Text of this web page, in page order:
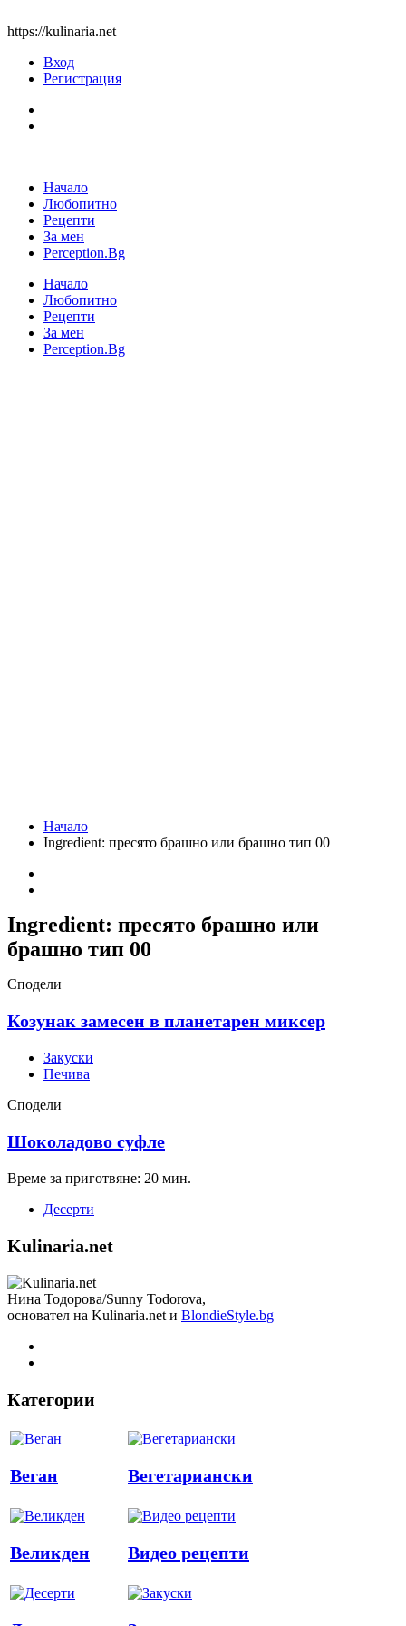
https://kulinaria.net
Вход
Регистрация
Начало
Любопитно
Рецепти
За мен
Perception.Bg
Начало
Любопитно
Рецепти
За мен
Perception.Bg
Начало
Ingredient: пресято брашно или брашно тип 00
Ingredient: пресято брашно или
брашно тип 00
Сподели
Козунак замесен в планетарен миксер
Закуски
Печива
Сподели
Шоколадово суфле
Време за приготвяне: 20 мин.
Десерти
Kulinaria.net
Нина Тодорова/Sunny Todorova,
основател на Kulinaria.net и BlondieStyle.bg
Категории
Веган Вегетариански
Великден Видео рецепти